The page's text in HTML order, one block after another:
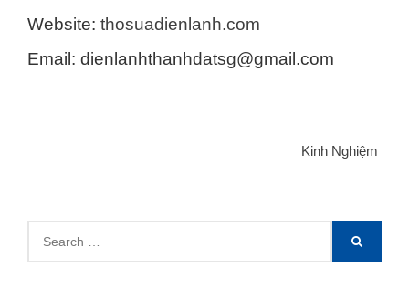
Website: thosuadienlanh.com
Email: dienlanhthanhdatsg@gmail.com
Kinh Nghiệm
for:
SEARCH